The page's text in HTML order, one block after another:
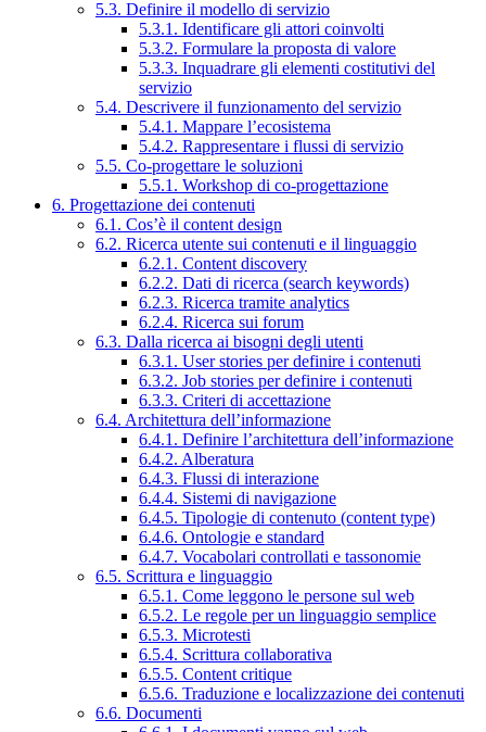
5.3. Definire il modello di servizio
5.3.1. Identificare gli attori coinvolti
5.3.2. Formulare la proposta di valore
5.3.3. Inquadrare gli elementi costitutivi del
servizio
5.4. Descrivere il funzionamento del servizio
5.4.1. Mappare l’ecosistema
5.4.2. Rappresentare i flussi di servizio
5.5. Co-progettare le soluzioni
5.5.1. Workshop di co-progettazione
6. Progettazione dei contenuti
6.1. Cos’è il content design
6.2. Ricerca utente sui contenuti e il linguaggio
6.2.1. Content discovery
6.2.2. Dati di ricerca (search keywords)
6.2.3. Ricerca tramite analytics
6.2.4. Ricerca sui forum
6.3. Dalla ricerca ai bisogni degli utenti
6.3.1. User stories per definire i contenuti
6.3.2. Job stories per definire i contenuti
6.3.3. Criteri di accettazione
6.4. Architettura dell’informazione
6.4.1. Definire l’architettura dell’informazione
6.4.2. Alberatura
6.4.3. Flussi di interazione
6.4.4. Sistemi di navigazione
6.4.5. Tipologie di contenuto (content type)
6.4.6. Ontologie e standard
6.4.7. Vocabolari controllati e tassonomie
6.5. Scrittura e linguaggio
6.5.1. Come leggono le persone sul web
6.5.2. Le regole per un linguaggio semplice
6.5.3. Microtesti
6.5.4. Scrittura collaborativa
6.5.5. Content critique
6.5.6. Traduzione e localizzazione dei contenuti
6.6. Documenti